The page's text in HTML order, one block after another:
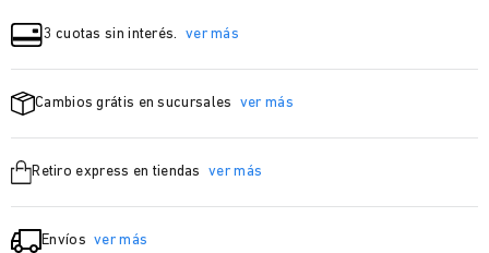
3 cuotas sin interés. ver más
Cambios grátis en sucursales ver más
Retiro express en tiendas ver más
Envíos ver más